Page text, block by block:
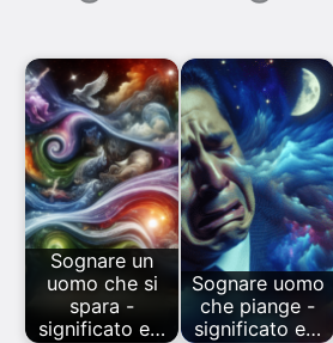
Sognare un
uomo che si
spara -
significato e…
Sognare uomo
che piange -
significato e…